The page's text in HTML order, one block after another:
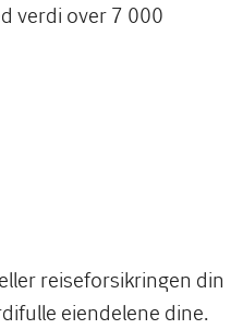
verdi over 7 000
reiseforsikringen din
eiendelene dine.